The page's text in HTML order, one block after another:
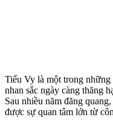
Tiểu Vy là một trong
nhan sắc ngày càng thăng
Sau nhiều năm đăng
được sự quan tâm lớn từ